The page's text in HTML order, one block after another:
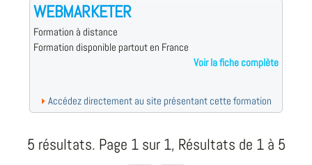
WEBMARKETER
Formation à distance
Formation disponible partout en France
Voir la fiche complète
Accédez directement au site présentant cette formation
5 résultats. Page 1 sur 1, Résultats de 1 à 5